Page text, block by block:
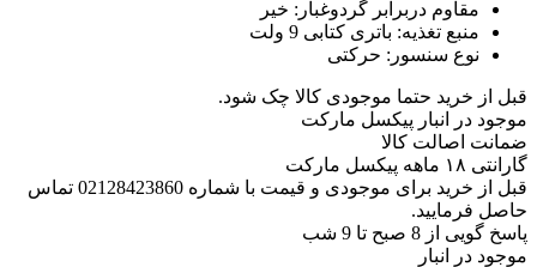
مقاوم دربرابر گردوغبار: خیر
منبع تغذیه: باتری کتابی 9 ولت
نوع سنسور: حرکتی
قبل از خرید حتما موجودی کالا چک شود.
موجود در انبار پیکسل مارکت
ضمانت اصالت کالا
گارانتی ۱۸ ماهه پیکسل مارکت
قبل از خرید برای موجودی و قیمت با شماره 02128423860 تماس
حاصل فرمایید.
پاسخ گویی از 8 صبح تا 9 شب
موجود در انبار